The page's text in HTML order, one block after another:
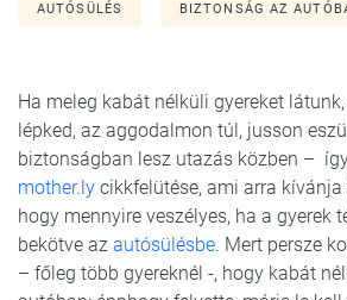
AUTÓSÜLÉS BIZTONSÁG AZ
Ha meleg kabát nélküli gyereket
lépked, az aggodalmon túl, jusson
biztonságban lesz utazás közben –
mother.ly cikkfelütése, ami arra
hogy mennyire veszélyes, ha a gyerek
bekötve az autósülésbe. Mert persze
– főleg több gyereknél -, hogy kabát